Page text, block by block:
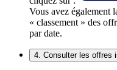
Vous avez également
« classement » des
par date.
4. Consulter les offres